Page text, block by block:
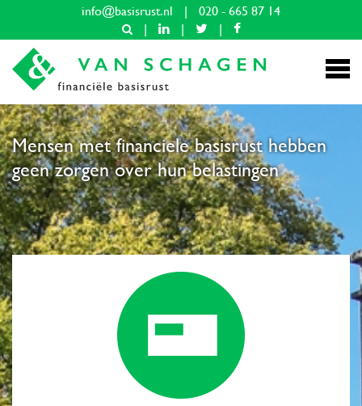
info@basisrust.nl |
020 - 665 87 14
|
| |
Mensen met financiele basisrust hebben
geen zorgen over hun belastingen